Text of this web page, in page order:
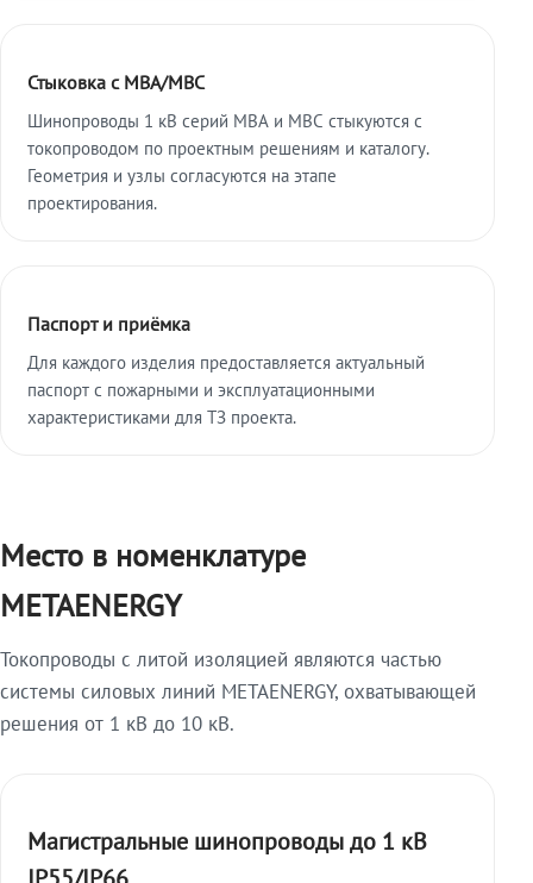
Стыковка с МВА/МВС
Шинопроводы 1 кВ серий МВА и МВС стыкуются с
токопроводом по проектным решениям и каталогу.
Геометрия и узлы согласуются на этапе
проектирования.
Паспорт и приёмка
Для каждого изделия предоставляется актуальный
паспорт с пожарными и эксплуатационными
характеристиками для ТЗ проекта.
Место в номенклатуре
METAENERGY
Токопроводы с литой изоляцией являются частью
системы силовых линий METAENERGY, охватывающей
решения от 1 кВ до 10 кВ.
Магистральные шинопроводы до 1 кВ